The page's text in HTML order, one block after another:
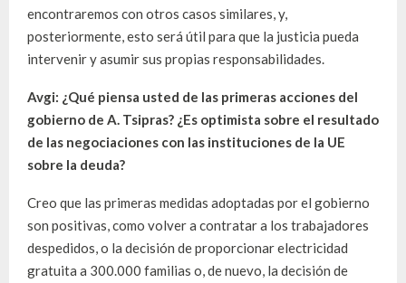
encontraremos con otros casos similares, y,
posteriormente, esto será útil para que la justicia pueda
intervenir y asumir sus propias responsabilidades.
Avgi: ¿Qué piensa usted de las primeras acciones del
gobierno de A. Tsipras? ¿Es optimista sobre el resultado
de las negociaciones con las instituciones de la UE
sobre la deuda?
Creo que las primeras medidas adoptadas por el gobierno
son positivas, como volver a contratar a los trabajadores
despedidos, o la decisión de proporcionar electricidad
gratuita a 300.000 familias o, de nuevo, la decisión de